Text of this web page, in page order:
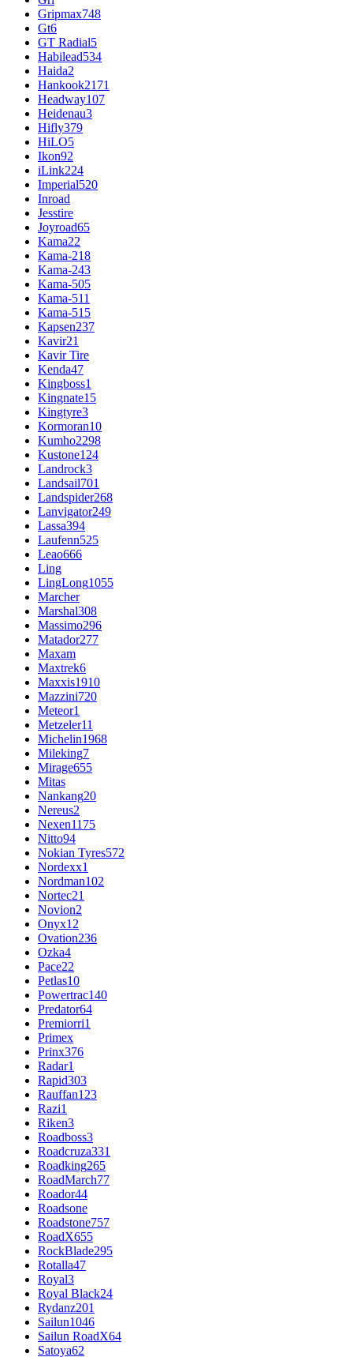
Gripmax748
Gt6
GT Radial5
Habilead534
Haida2
Hankook2171
Headway107
Heidenau3
Hifly379
HiLO5
Ikon92
iLink224
Imperial520
Inroad
Jesstire
Joyroad65
Kama22
Kama-218
Kama-243
Kama-505
Kama-511
Kama-515
Kapsen237
Kavir21
Kavir Tire
Kenda47
Kingboss1
Kingnate15
Kingtyre3
Kormoran10
Kumho2298
Kustone124
Landrock3
Landsail701
Landspider268
Lanvigator249
Lassa394
Laufenn525
Leao666
Ling
LingLong1055
Marcher
Marshal308
Massimo296
Matador277
Maxam
Maxtrek6
Maxxis1910
Mazzini720
Meteor1
Metzeler11
Michelin1968
Mileking7
Mirage655
Mitas
Nankang20
Nereus2
Nexen1175
Nitto94
Nokian Tyres572
Nordexx1
Nordman102
Nortec21
Novion2
Onyx12
Ovation236
Ozka4
Pace22
Petlas10
Powertrac140
Predator64
Premiorri1
Primex
Prinx376
Radar1
Rapid303
Rauffan123
Razi1
Riken3
Roadboss3
Roadcruza331
Roadking265
RoadMarch77
Roador44
Roadsone
Roadstone757
RoadX655
RockBlade295
Rotalla47
Royal3
Royal Black24
Rydanz201
Sailun1046
Sailun RoadX64
Satoya62